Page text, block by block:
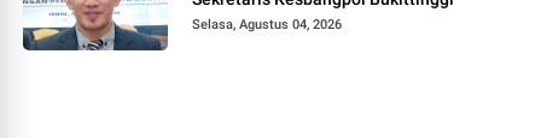
Selasa, Agustus 04, 2026